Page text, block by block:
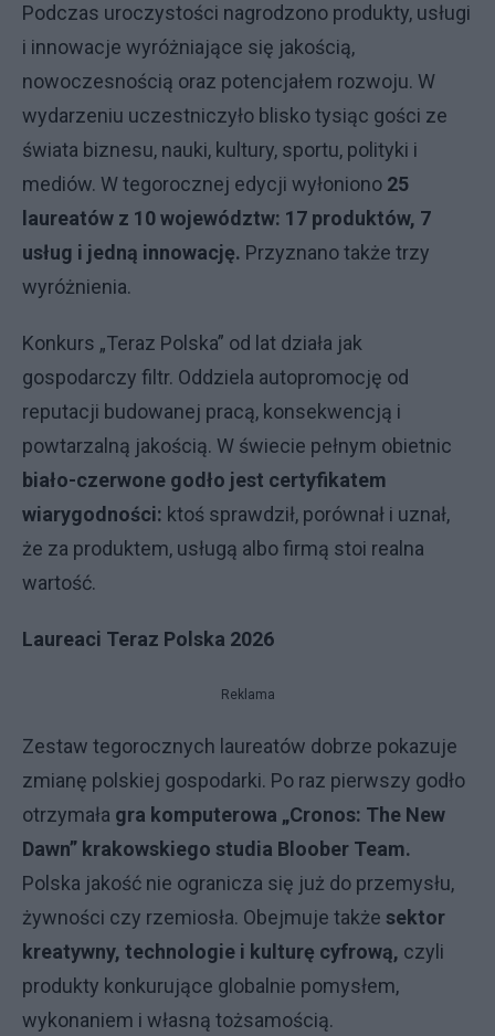
Podczas uroczystości nagrodzono produkty, usługi
i innowacje wyróżniające się jakością,
nowoczesnością oraz potencjałem rozwoju. W
wydarzeniu uczestniczyło blisko tysiąc gości ze
świata biznesu, nauki, kultury, sportu, polityki i
mediów. W tegorocznej edycji wyłoniono 25
laureatów z 10 województw: 17 produktów, 7
usług i jedną innowację. Przyznano także trzy
wyróżnienia.
Konkurs „Teraz Polska” od lat działa jak
gospodarczy filtr. Oddziela autopromocję od
reputacji budowanej pracą, konsekwencją i
powtarzalną jakością. W świecie pełnym obietnic
biało-czerwone godło jest certyfikatem
wiarygodności: ktoś sprawdził, porównał i uznał,
że za produktem, usługą albo firmą stoi realna
wartość.
Laureaci Teraz Polska 2026
Reklama
Zestaw tegorocznych laureatów dobrze pokazuje
zmianę polskiej gospodarki. Po raz pierwszy godło
otrzymała gra komputerowa „Cronos: The New
Dawn” krakowskiego studia Bloober Team.
Polska jakość nie ogranicza się już do przemysłu,
żywności czy rzemiosła. Obejmuje także sektor
kreatywny, technologie i kulturę cyfrową, czyli
produkty konkurujące globalnie pomysłem,
wykonaniem i własną tożsamością.